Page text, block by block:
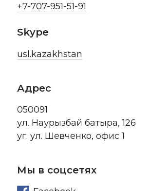
Мы в соцсетях
Адрес
050091
ул. Наурызбай батыра, 126
уг. ул. Шевченко, офис 1
+7-707-951-51-91
Skype
usl.kazakhstan